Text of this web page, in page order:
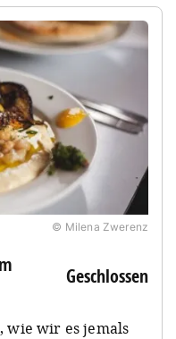
© Milena Zwerenz
Geschlossen
wie wir es jemals